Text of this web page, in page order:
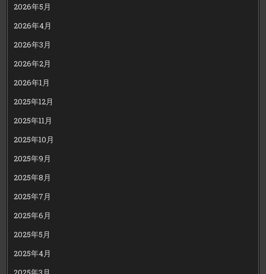
2026年5月
2026年4月
2026年3月
2026年2月
2026年1月
2025年12月
2025年11月
2025年10月
2025年9月
2025年8月
2025年7月
2025年6月
2025年5月
2025年4月